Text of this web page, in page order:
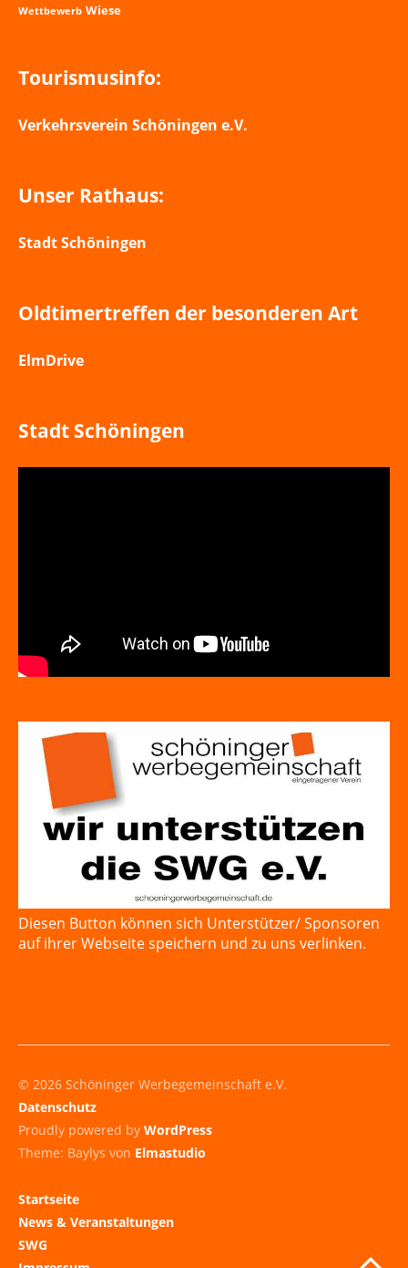
Wettbewerb Wiese
Tourismusinfo:
Verkehrsverein Schöningen e.V.
Unser Rathaus:
Stadt Schöningen
Oldtimertreffen der besonderen Art
ElmDrive
Stadt Schöningen
Diesen Button können sich Unterstützer/ Sponsoren
auf ihrer Webseite speichern und zu uns verlinken.
© 2026 Schöninger Werbegemeinschaft e.V.
Datenschutz
Proudly powered by WordPress
Theme: Baylys von Elmastudio
Startseite
News & Veranstaltungen
SWG